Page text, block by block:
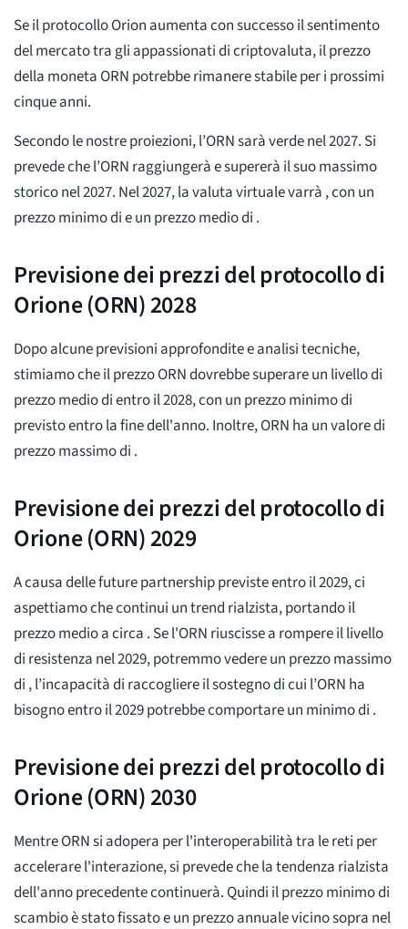
Se il protocollo Orion aumenta con successo il sentimento
del mercato tra gli appassionati di criptovaluta, il prezzo
della moneta ORN potrebbe rimanere stabile per i prossimi
cinque anni.
Secondo le nostre proiezioni, l’ORN sarà verde nel 2027. Si
prevede che l’ORN raggiungerà e supererà il suo massimo
storico nel 2027. Nel 2027, la valuta virtuale varrà , con un
prezzo minimo die un prezzo medio di .
Previsione dei prezzi del protocollo di
Orione (ORN) 2028
Dopo alcune previsioni approfondite e analisi tecniche,
stimiamo che il prezzo ORN dovrebbe superare un livello di
prezzo medio dientro il 2028, con un prezzo minimo di
previsto entro la fine dell'anno. Inoltre, ORN ha un valore di
prezzo massimo di .
Previsione dei prezzi del protocollo di
Orione (ORN) 2029
A causa delle future partnership previste entro il 2029, ci
aspettiamo che continui un trend rialzista, portando il
prezzo medio a circa . Se l'ORN riuscisse a rompere il livello
di resistenza nel 2029, potremmo vedere un prezzo massimo
di , l’incapacità di raccogliere il sostegno di cui l’ORN ha
bisogno entro il 2029 potrebbe comportare un minimo di .
Previsione dei prezzi del protocollo di
Orione (ORN) 2030
Mentre ORN si adopera per l'interoperabilità tra le reti per
accelerare l'interazione, si prevede che la tendenza rialzista
dell'anno precedente continuerà. Quindi il prezzo minimo di
scambio è stato fissatoe un prezzo annuale vicino sopra nel